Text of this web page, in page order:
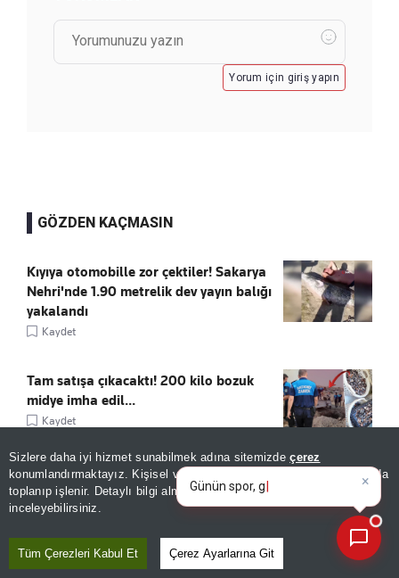
Sizlere daha iyi hizmet sunabilmek adına sitemizdeçerez
konumlandırmaktayız. Kişisel verileriniz, KVKK ve GDPR kapsamında
toplanıp işlenir. Detaylı bilgi almak içinAydınlatma Metnimizi
inceleyebilirsiniz.
Tüm Çerezleri Kabul Et Çerez Ayarlarına Git
Yorum için giriş yapın
GÖZDEN KAÇMASIN
Kıyıya otomobille zor çektiler! Sakarya
Nehri'nde 1.90 metrelik dev yayın balığı
yakalandı
Kaydet
Tam satışa çıkacaktı! 200 kilo bozuk
midye imha edil...
Kaydet
Sıcaklardan bunalanlara ilaç gibi
uygulama: Sizi görüp gölgeden
yürütüyor, otobüste bile serinletiyor!
Günün spor, gündem ve
ekonomi gelişmelerini analiz e